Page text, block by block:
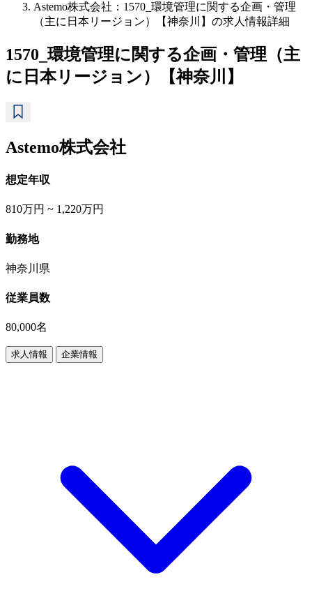
Astemo株式会社：1570_環境管理に関する企画・管理
（主に日本リージョン）【神奈川】の求人情報詳細
1570_環境管理に関する企画・管理（主
に日本リージョン）【神奈川】
Astemo株式会社
想定年収
810万円 ~ 1,220万円
勤務地
神奈川県
従業員数
80,000名
求人情報 企業情報